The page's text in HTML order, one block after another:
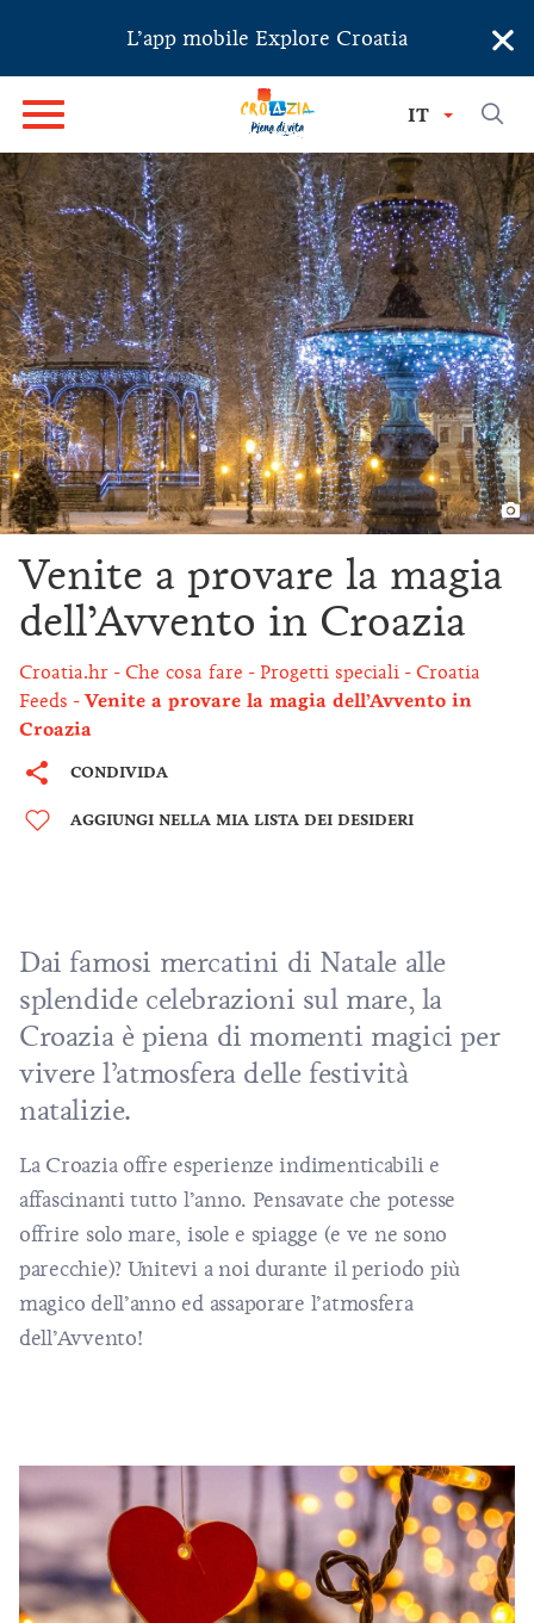
L’app mobile Explore Croatia ×
IT
Venite a provare la magia
dell’Avvento in Croazia
Croatia.hr Che cosa fare Progetti speciali
Croatia
Feeds
Venite a provare la magia dell’Avvento in
Croazia
CONDIVIDA
AGGIUNGI NELLA MIA LISTA DEI DESIDERI
Dai famosi mercatini di Natale alle
splendide celebrazioni sul mare, la
Croazia è piena di momenti magici per
vivere l’atmosfera delle festività
natalizie.
La Croazia offre esperienze indimenticabili e
affascinanti tutto l’anno. Pensavate che potesse
offrire solo mare, isole e spiagge (e ve ne sono
parecchie)? Unitevi a noi durante il periodo più
magico dell’anno ed assaporare l’atmosfera
dell’Avvento!